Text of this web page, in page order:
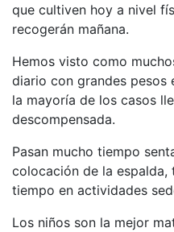
que cultiven hoy a nivel
recogerán mañana.
Hemos visto como
diario con grandes pesos
la mayoría de los casos
descompensada.
Pasan mucho tiempo
colocación de la
tiempo en actividades
Los niños son la mejor